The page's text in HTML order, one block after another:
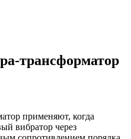
трансформатор
применяют, когда
вибратор через